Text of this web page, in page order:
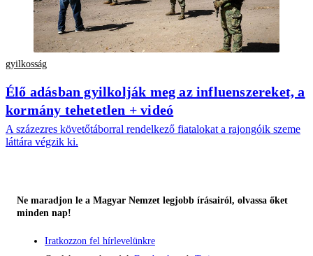
gyilkosság
Élő adásban gyilkolják meg az influenszereket, a
kormány tehetetlen + videó
A százezres követőtáborral rendelkező fiatalokat a rajongóik szeme
láttára végzik ki.
Ne maradjon le a Magyar Nemzet legjobb írásairól, olvassa őket
minden nap!
Iratkozzon fel hírlevelünkre